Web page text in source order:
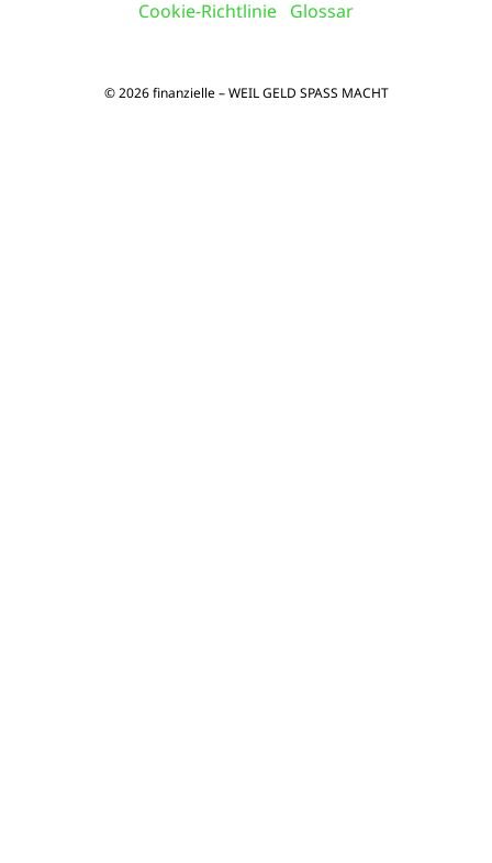
Cookie-Richtlinie Glossar
© 2026 finanzielle – WEIL GELD SPASS MACHT